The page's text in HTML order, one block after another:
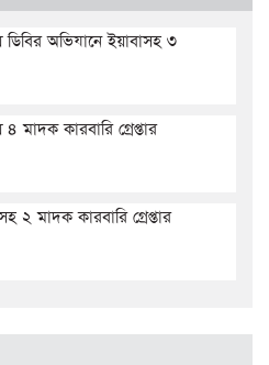
ডিবির অভিযানে ইয়াবাসহ ৩
মাদক কারবারি গ্রেপ্তার
২ মাদক কারবারি গ্রেপ্তার